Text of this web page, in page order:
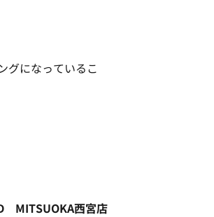
グになっているこ
MITSUOKA西宮店